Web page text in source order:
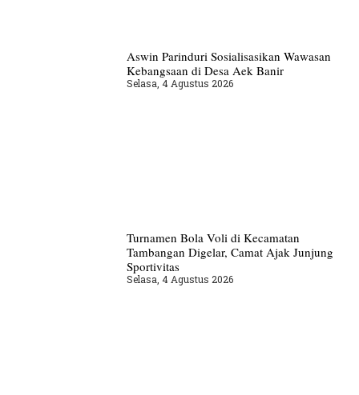
Aswin Parinduri Sosialisasikan Wawasan
Kebangsaan di Desa Aek Banir
Selasa, 4 Agustus 2026
Turnamen Bola Voli di Kecamatan
Tambangan Digelar, Camat Ajak Junjung
Sportivitas
Selasa, 4 Agustus 2026